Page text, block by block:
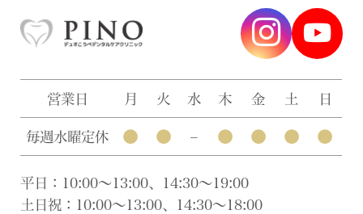
営業日 月 火 水 木 金 土 日
毎週水曜定休 ● ● – ● ● ● ●
平日：10:00〜13:00、14:30〜19:00
土日祝：10:00〜13:00、14:30〜18:00